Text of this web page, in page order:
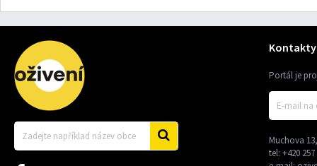
Kontakty
Portál je
Muchova
tel: +420